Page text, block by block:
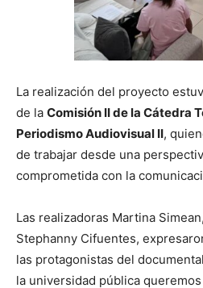
La realización del proyecto
de la Comisión II de la Cátedra
Periodismo Audiovisual II,
de trabajar desde una
comprometida con la
Las realizadoras Martina
Stephanny Cifuentes,
las protagonistas del
la universidad pública